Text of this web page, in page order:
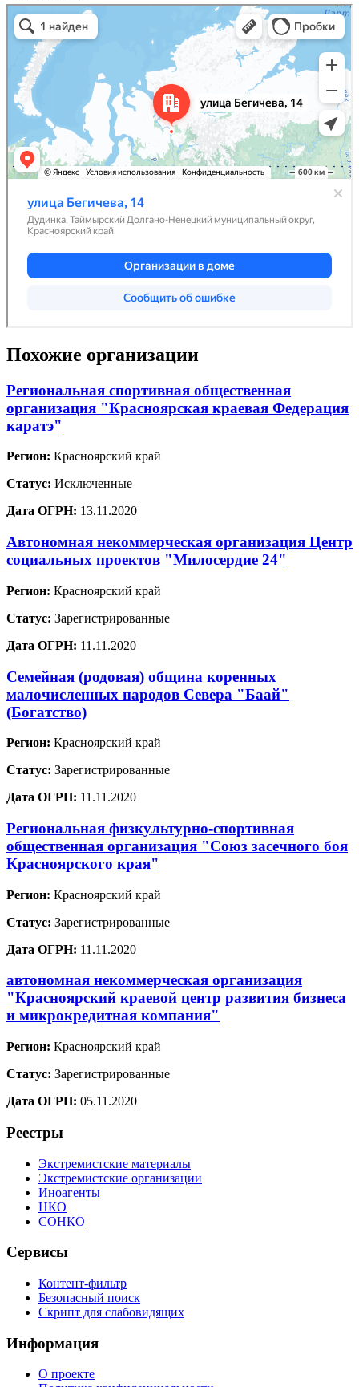
Похожие организации
Региональная спортивная общественная
организация "Красноярская краевая Федерация
каратэ"
Регион: Красноярский край
Статус: Исключенные
Дата ОГРН: 13.11.2020
Автономная некоммерческая организация Центр
социальных проектов "Милосердие 24"
Регион: Красноярский край
Статус: Зарегистрированные
Дата ОГРН: 11.11.2020
Семейная (родовая) община коренных
малочисленных народов Севера "Баай"
(Богатство)
Регион: Красноярский край
Статус: Зарегистрированные
Дата ОГРН: 11.11.2020
Региональная физкультурно-спортивная
общественная организация "Союз засечного боя
Красноярского края"
Регион: Красноярский край
Статус: Зарегистрированные
Дата ОГРН: 11.11.2020
автономная некоммерческая организация
"Красноярский краевой центр развития бизнеса
и микрокредитная компания"
Регион: Красноярский край
Статус: Зарегистрированные
Дата ОГРН: 05.11.2020
Реестры
Экстремистские материалы
Экстремистские организации
Иноагенты
НКО
СОНКО
Сервисы
Контент-фильтр
Безопасный поиск
Скрипт для слабовидящих
Информация
О проекте